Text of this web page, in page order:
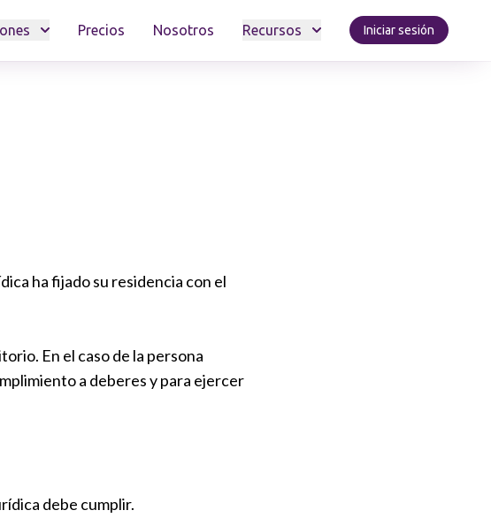
Precios Nosotros Recursos Iniciar sesión
ha fijado su residencia con el
En el caso de la persona
a deberes y para ejercer
debe cumplir.